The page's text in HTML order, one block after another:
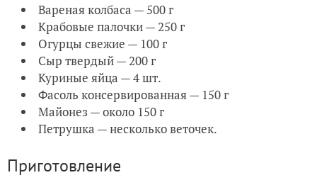
Вареная колбаса — 500 г
Крабовые палочки — 250 г
Огурцы свежие — 100 г
Сыр твердый — 200 г
Куриные яйца — 4 шт.
Фасоль консервированная — 150 г
Майонез — около 150 г
Петрушка — несколько веточек.
Приготовление